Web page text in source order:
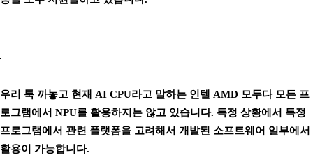
우리 툭 까놓고 현재 AI CPU라고 말하는 인텔 AMD 모두다 모든 프
로그램에서 NPU를 활용하지는 않고 있습니다. 특정 상황에서 특정
프로그램에서 관련 플랫폼을 고려해서 개발된 소프트웨어 일부에서
활용이 가능합니다.